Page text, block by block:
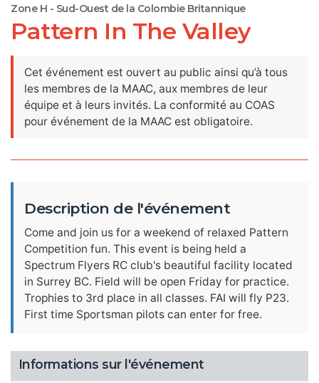
Zone H - Sud-Ouest de la Colombie Britannique
Pattern In The Valley
Cet événement est ouvert au public ainsi qu’à tous
les membres de la MAAC, aux membres de leur
équipe et à leurs invités. La conformité au COAS
pour événement de la MAAC est obligatoire.
Description de l'événement
Come and join us for a weekend of relaxed Pattern
Competition fun. This event is being held a
Spectrum Flyers RC club's beautiful facility located
in Surrey BC. Field will be open Friday for practice.
Trophies to 3rd place in all classes. FAI will fly P23.
First time Sportsman pilots can enter for free.
Informations sur l'événement